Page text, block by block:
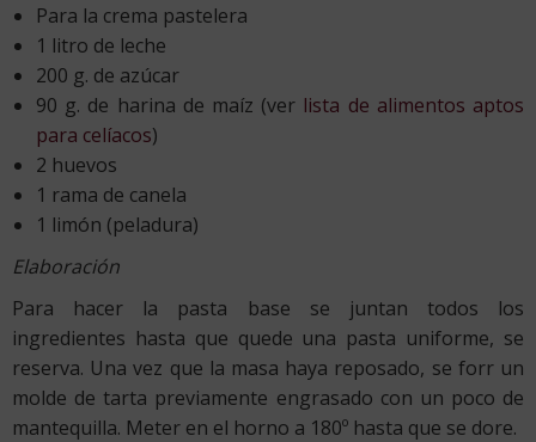
Para la crema pastelera
1 litro de leche
200 g. de azúcar
90 g. de harina de maíz (ver lista de alimentos aptos
para celíacos)
2 huevos
1 rama de canela
1 limón (peladura)
Elaboración
Para hacer la pasta base se juntan todos los
ingredientes hasta que quede una pasta uniforme, se
reserva. Una vez que la masa haya reposado, se forr un
molde de tarta previamente engrasado con un poco de
mantequilla. Meter en el horno a 180º hasta que se dore.